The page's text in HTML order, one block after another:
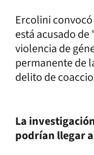
Ercolini
está acusado
violencia de
permanente de
delito de
La
podrían llegar